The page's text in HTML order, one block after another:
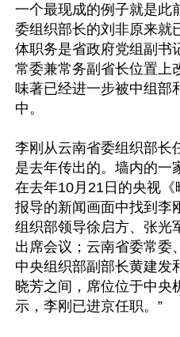
一个最现成的例子就是此
委组织部长的刘非原来就
体职务是省政府党组副书
常委兼常务副省长位置上
味著已经进一步被中组部
中。
李刚从云南省委组织部长
是去年传出的。墙内的一
在去年10月21日的央视
报导的新闻画面中找到李
组织部领导徐启方、张光
出席会议；云南省委常委
中央组织部副部长黄建发
晓芳之间，席位位于中央
示，李刚已进京任职。”